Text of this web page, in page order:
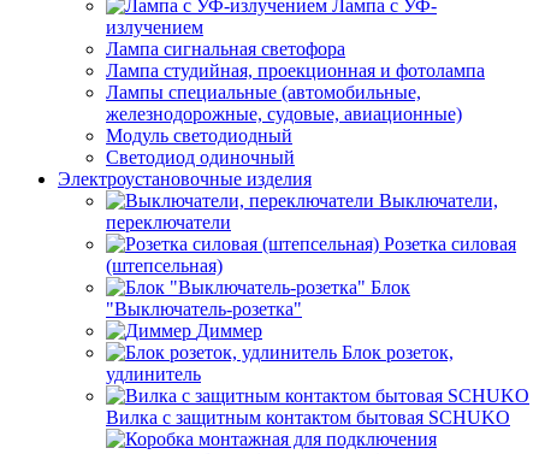
Лампа с УФ-
излучением
Лампа сигнальная светофора
Лампа студийная, проекционная и фотолампа
Лампы специальные (автомобильные,
железнодорожные, судовые, авиационные)
Модуль светодиодный
Светодиод одиночный
Электроустановочные изделия
Выключатели,
переключатели
Розетка силовая
(штепсельная)
Блок
"Выключатель-розетка"
Диммер
Блок розеток,
удлинитель
Вилка с защитным контактом бытовая SCHUKO